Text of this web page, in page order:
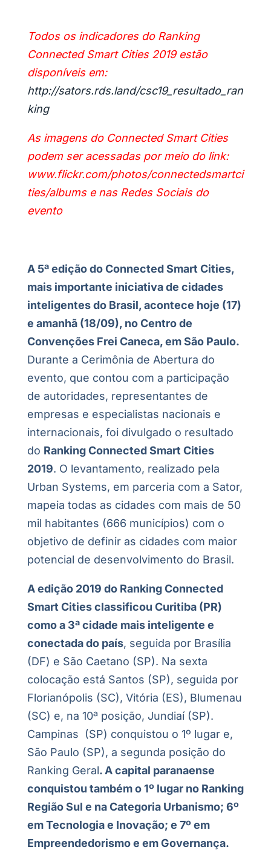
Todos os indicadores do Ranking
Connected Smart Cities 2019 estão
disponíveis em:
http://sators.rds.land/csc19_resultado_ran
king
As imagens do Connected Smart Cities
podem ser acessadas por meio do link:
www.flickr.com/photos/connectedsmartci
ties/albumse nas Redes Sociais do
evento
A 5ª edição do Connected Smart Cities,
mais importante iniciativa de cidades
inteligentes do Brasil, acontece hoje (17)
e amanhã (18/09), no Centro de
Convenções Frei Caneca, em São Paulo.
Durante a Cerimônia de Abertura do
evento, que contou com a participação
de autoridades, representantes de
empresas e especialistas nacionais e
internacionais, foi divulgado o resultado
do Ranking Connected Smart Cities
2019. O levantamento, realizado pela
Urban Systems, em parceria com a Sator,
mapeia todas as cidades com mais de 50
mil habitantes (666 municípios) com o
objetivo de definir as cidades com maior
potencial de desenvolvimento do Brasil.
A edição 2019 do Ranking Connected
Smart Cities classificou Curitiba (PR)
como a 3ª cidade mais inteligente e
conectada do país, seguida por Brasília
(DF) e São Caetano (SP). Na sexta
colocação está Santos (SP), seguida por
Florianópolis (SC), Vitória (ES), Blumenau
(SC) e, na 10ª posição, Jundiaí (SP).
Campinas (SP) conquistou o 1º lugar e,
São Paulo (SP), a segunda posição do
Ranking Geral. A capital paranaense
conquistou também o 1º lugar no Ranking
Região Sul e na Categoria Urbanismo; 6º
em Tecnologia e Inovação; e 7º em
Empreendedorismo e em Governança.